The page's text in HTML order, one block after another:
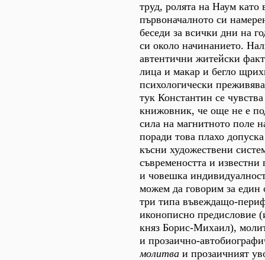
труд, ролята на Наум като
първоначалното си
беседи за всички дни на
си около начинанието.
автентични житейски
лица и макар и бегло
психологически
тук Константин се
книжовник, че още не е
сила на магнитното поле
поради това плахо
късни художествени
съвремеността и известни
и човешка
можем да говорим за един
три типа въвеждащо-
иконописно предисловие
княз Борис-Михаил),
и прозаично-
молитва и прозаичният